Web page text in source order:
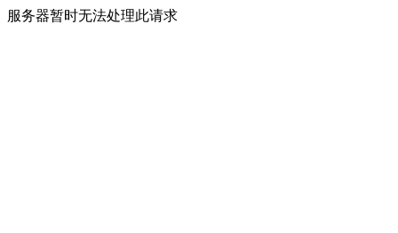
服务器暂时无法处理此请求